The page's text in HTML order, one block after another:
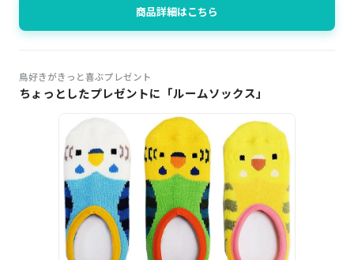
商品詳細はこちら
鳥好きがきっと喜ぶプレゼント
ちょっとしたプレゼントに「ルームソックス」